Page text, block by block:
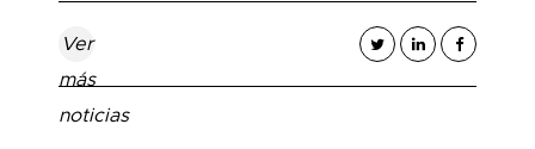
Ver
más
noticias